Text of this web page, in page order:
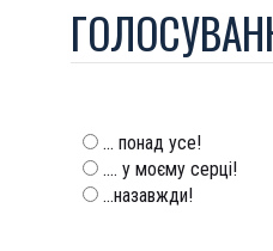
... понад усе!
.... у моєму серці!
...назавжди!